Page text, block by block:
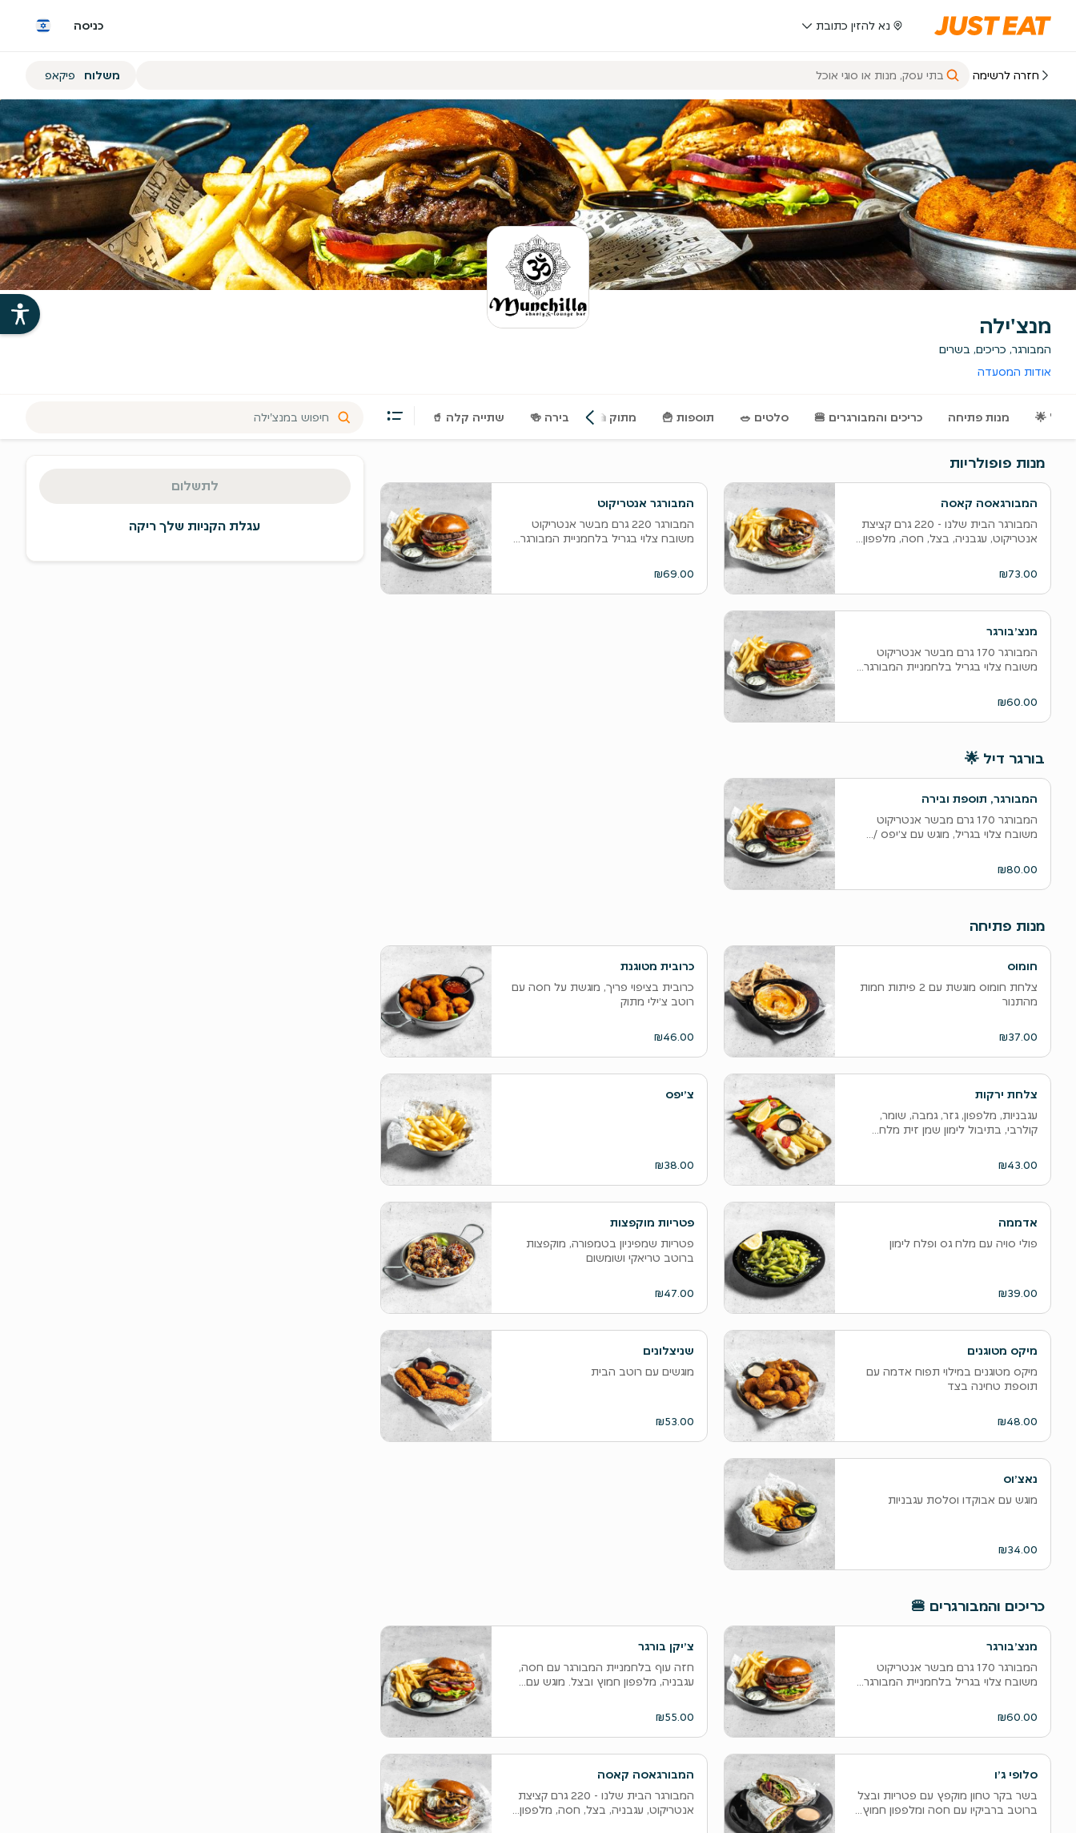
נא להזין כתובת כניסה
הזמנת
או
פיקאפ
משלוח פיקאפ חזרה לרשימה
מנצ'ילה
המבורגר, כריכים, בשרים
אודות המסעדה
דיל 🌟 מנות פתיחה ‫כריכים והמבורגרים 🍔 סלטים 🥗 תוספות 🍟 מתוק 🍰 ‫בירה 🍻 שתייה קלה 🥤
מנות פופולריות
המבורגאסה קאסה
המבורגר הבית שלנו - 220 גרם קציצת
אנטריקוט, עגבניה, בצל, חסה, מלפפון...
₪73.00
המבורגר אנטריקוט
המבורגר 220 גרם מבשר אנטריקוט
משובח צלוי בגריל בלחמניית המבורגר...
₪69.00
מנצ׳בורגר
המבורגר 170 גרם מבשר אנטריקוט
משובח צלוי בגריל בלחמניית המבורגר...
₪60.00
‫בורגר דיל 🌟
המבורגר, תוספת ובירה
המבורגר 170 גרם מבשר אנטריקוט
משובח צלוי בגריל, מוגש עם צ׳יפס /...
₪80.00
מנות פתיחה
חומוס
צלחת חומוס מוגשת עם 2 פיתות חמות
מהתנור
₪37.00
כרובית מטוגנת
כרובית בציפוי פריך, מוגשת על חסה עם
רוטב צ׳ילי מתוק
₪46.00
צלחת ירקות
עגבניות, מלפפון, גזר, גמבה, שומר,
קולרבי, בתיבול לימון שמן זית מלח...
₪43.00
צ׳יפס
₪38.00
אדממה
פולי סויה עם מלח גס ופלח לימון
₪39.00
פטריות מוקפצות
פטריות שמפיניון בטמפורה, מוקפצות
ברוטב טריאקי ושומשום
₪47.00
מיקס מטוגנים
מיקס מטוגנים במילוי תפוח אדמה עם
תוספת טחינה בצד
₪48.00
שניצלונים
מוגשים עם רוטב הבית
₪53.00
נאצ׳וס
מוגש עם אבוקדו וסלסת עגבניות
₪34.00
‫כריכים והמבורגרים 🍔
מנצ׳בורגר
המבורגר 170 גרם מבשר אנטריקוט
משובח צלוי בגריל בלחמניית המבורגר...
₪60.00
צ׳יקן בורגר
חזה עוף בלחמניית המבורגר עם חסה,
עגבניה, מלפפון חמוץ ובצל. מוגש עם...
₪55.00
סלופי ג׳ו
בשר בקר טחון מוקפץ עם פטריות ובצל
ברוטב ברביקיו עם חסה ומלפפון חמוץ...
המבורגאסה קאסה
המבורגר הבית שלנו - 220 גרם קציצת
אנטריקוט, עגבניה, בצל, חסה, מלפפון...
לתשלום
עגלת הקניות שלך ריקה